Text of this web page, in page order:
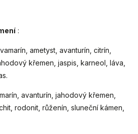
:
ametyst, avanturín, citrín,
křemen, jaspis, karneol, láva,
avanturín, jahodový křemen,
rodonit, růženín, sluneční kámen,